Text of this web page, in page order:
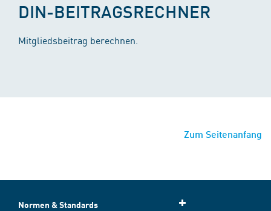
DIN-BEITRAGSRECHNER
Mitgliedsbeitrag berechnen.
Zum Seitenanfang
Normen & Standards